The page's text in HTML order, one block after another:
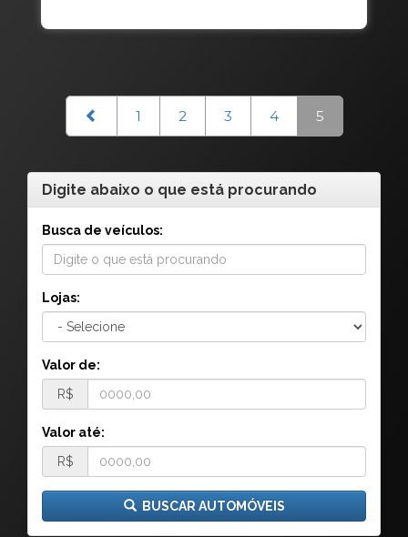
1 2 3 4 5
Digite abaixo o que está procurando
Busca de veículos:
Lojas:
Valor de:
R$
Valor até:
R$
BUSCAR AUTOMÓVEIS